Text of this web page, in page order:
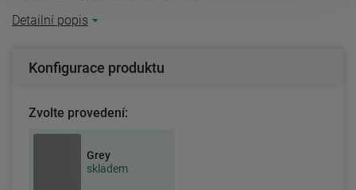
Detailní popis
Konfigurace produktu
Zvolte provedení:
Grey
skladem